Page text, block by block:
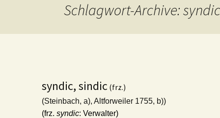
Schlagwort-Archive: syndic
syndic, sindic (frz.)
(Steinbach, a), Altforweiler 1755, b))
(frz. syndic: Verwalter)